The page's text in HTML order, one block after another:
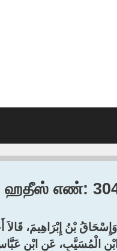
ஹதீஸ் எண்:
بْنُ إِبْرَاهِيمَ، قَالاَ
الْمُسَيَّبِ، عَنِ ابْنِ